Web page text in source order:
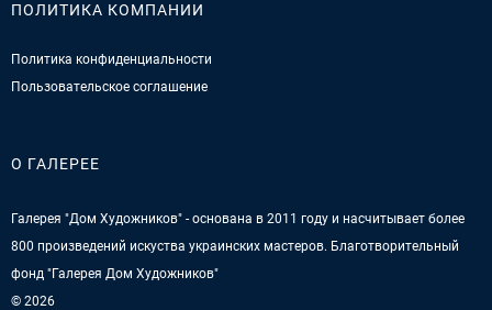
ПОЛИТИКА КОМПАНИИ
Политика конфиденциальности
Пользовательское соглашение
О ГАЛЕРЕЕ
Галерея "Дом Художников" - основана в 2011 году и насчитывает более
800 произведений искуства украинских мастеров. Благотворительный
фонд "Галерея Дом Художников"
© 2026